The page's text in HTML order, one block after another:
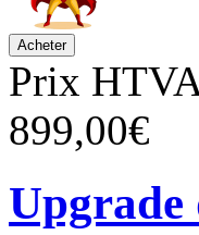
Prix
899,00€
Upgrade